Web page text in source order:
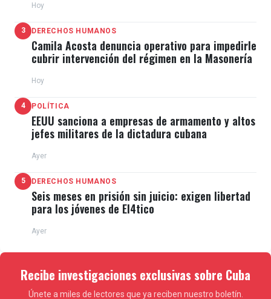
Hoy
3 DERECHOS HUMANOS
Camila Acosta denuncia operativo para impedirle
cubrir intervención del régimen en la Masonería
Hoy
4 POLÍTICA
EEUU sanciona a empresas de armamento y altos
jefes militares de la dictadura cubana
Ayer
5 DERECHOS HUMANOS
Seis meses en prisión sin juicio: exigen libertad
para los jóvenes de El4tico
Ayer
Recibe investigaciones exclusivas sobre Cuba
Únete a miles de lectores que ya reciben nuestro boletín.